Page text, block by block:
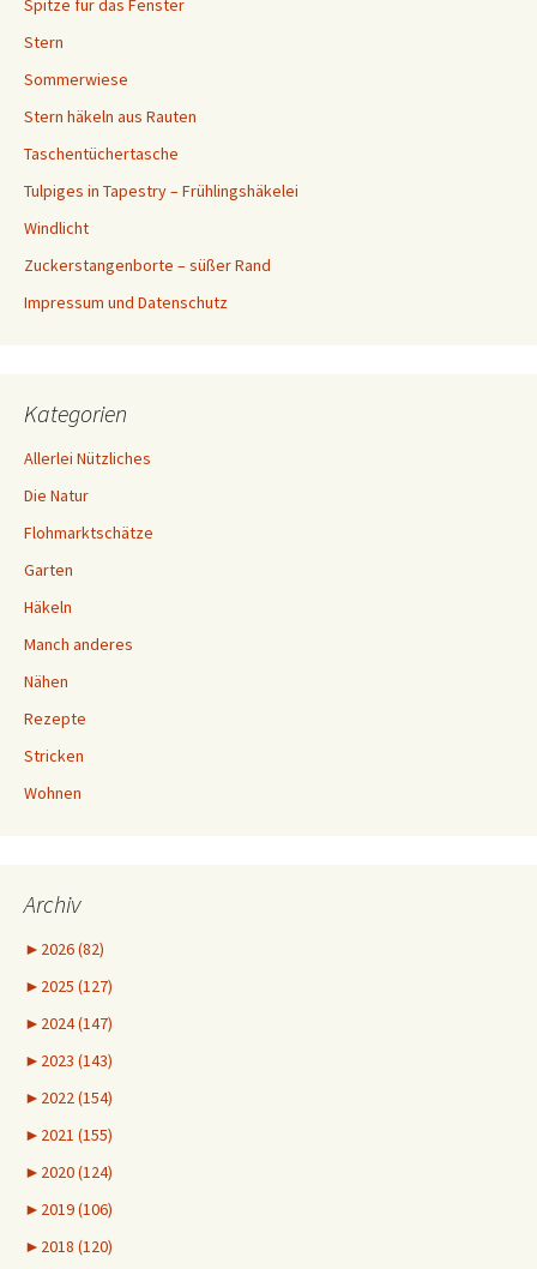
Spitze für das Fenster
Stern
Sommerwiese
Stern häkeln aus Rauten
Taschentüchertasche
Tulpiges in Tapestry – Frühlingshäkelei
Windlicht
Zuckerstangenborte – süßer Rand
Impressum und Datenschutz
Kategorien
Allerlei Nützliches
Die Natur
Flohmarktschätze
Garten
Häkeln
Manch anderes
Nähen
Rezepte
Stricken
Wohnen
Archiv
► 2026 (82)
► 2025 (127)
► 2024 (147)
► 2023 (143)
► 2022 (154)
► 2021 (155)
► 2020 (124)
► 2019 (106)
► 2018 (120)